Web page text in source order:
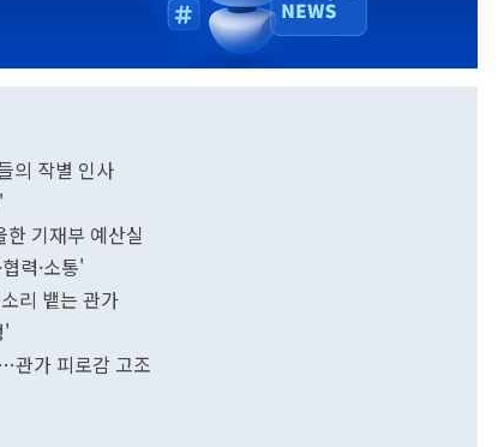
의 작별 인사
기재부 예산실
력·소통'
리 뱉는 관가
'
관가 피로감 고조